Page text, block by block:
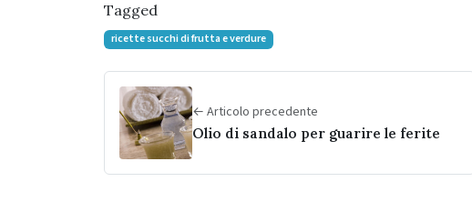
Tagged
ricette succhi di frutta e verdure
← Articolo precedente
Olio di sandalo per guarire le ferite